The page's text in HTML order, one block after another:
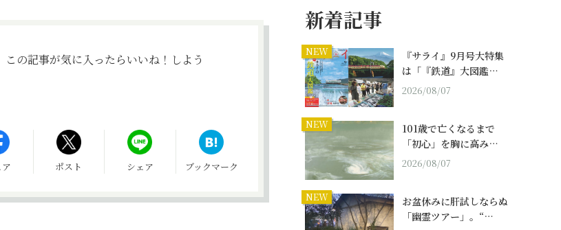
この記事が気に入ったらいいね！しよう
ポスト シェア ブックマーク
新着記事
NEW
『サライ』9月号大特集
は「『鉄道』大図鑑…
2026/08/07
NEW
101歳で亡くなるまで
「初心」を胸に高み…
2026/08/07
NEW
お盆休みに肝試しならぬ
「幽霊ツアー」。“…